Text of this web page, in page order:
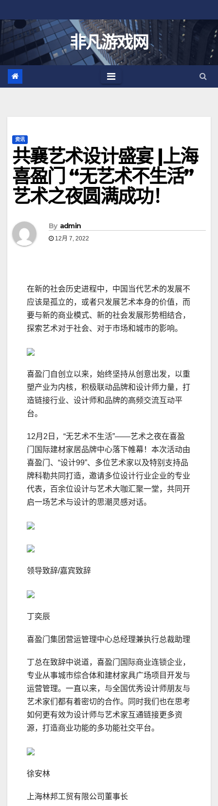
至
非凡游戏网
资讯
共襄艺术设计盛宴 |上海
喜盈门 “无艺术不生活”
艺术之夜圆满成功！
By admin
12月 7, 2022
在新的社会历史进程中，中国当代艺术的发展不
应该是孤立的，或者只发展艺术本身的价值，而
要与新的商业模式、新的社会发展形势相结合，
探索艺术对于社会、对于市场和城市的影响。
喜盈门自创立以来，始终坚持从创意出发，以重
塑产业为内核，积极联动品牌和设计师力量，打
造链接行业、设计师和品牌的高频交流互动平
台。
12月2日，“无艺术不生活”——艺术之夜在喜盈
门国际建材家居品牌中心落下帷幕！本次活动由
喜盈门、“设计99”、多位艺术家以及特别支持品
牌科勒共同打造，邀请多位设计行业企业的专业
代表，百余位设计与艺术大咖汇聚一堂，共同开
启一场艺术与设计的思潮灵感对话。
领导致辞/嘉宾致辞
丁奕辰
喜盈门集团营运管理中心总经理兼执行总裁助理
丁总在致辞中说道，喜盈门国际商业连锁企业，
专业从事城市综合体和建材家具广场项目开发与
运营管理。一直以来，与全国优秀设计师朋友与
艺术家们都有着密切的合作。同时我们也在思考
如何更有效为设计师与艺术家互通链接更多资
源，打造商业功能的多功能社交平台。
徐安林
上海林邦工贸有限公司董事长